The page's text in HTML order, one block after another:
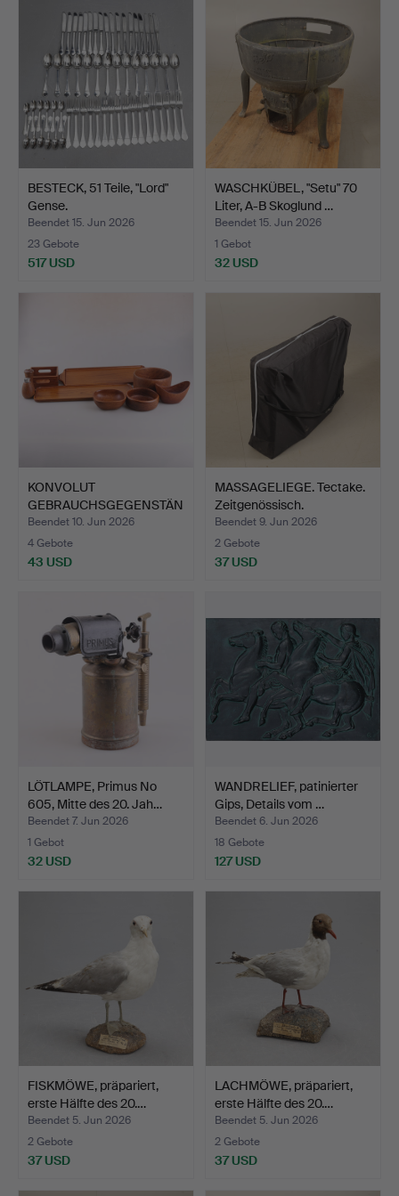
BESTECK, 51 Teile, "Lord"
Gense.
Beendet 15. Jun 2026
23 Gebote
517 USD
WASCHKÜBEL, "Setu" 70
Liter, A-B Skoglund …
Beendet 15. Jun 2026
1 Gebot
32 USD
KONVOLUT
GEBRAUCHSGEGENSTÄN
DE, 7 Teile, Te…
Beendet 10. Jun 2026
4 Gebote
43 USD
MASSAGELIEGE. Tectake.
Zeitgenössisch.
Beendet 9. Jun 2026
2 Gebote
37 USD
LÖTLAMPE, Primus No
605, Mitte des 20. Jah…
Beendet 7. Jun 2026
1 Gebot
32 USD
WANDRELIEF, patinierter
Gips, Details vom …
Beendet 6. Jun 2026
18 Gebote
127 USD
FISKMÖWE, präpariert,
erste Hälfte des 20.…
Beendet 5. Jun 2026
2 Gebote
37 USD
LACHMÖWE, präpariert,
erste Hälfte des 20.…
Beendet 5. Jun 2026
2 Gebote
37 USD